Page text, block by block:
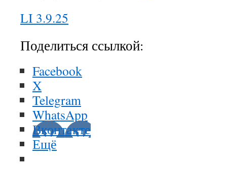
LI 3.9.25
Поделиться ссылкой:
Facebook
X
Telegram
WhatsApp
Вконтакте
Ещё